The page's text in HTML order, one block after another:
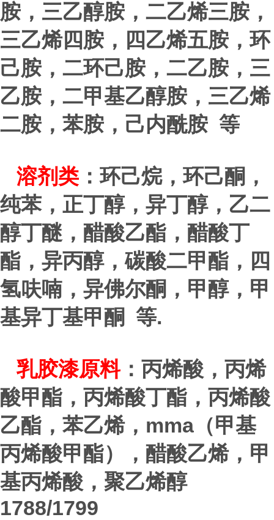
胺，三乙醇胺，二乙烯三胺，
三乙烯四胺，四乙烯五胺，环
己胺，二环己胺，二乙胺，三
乙胺，二甲基乙醇胺，三乙烯
二胺，苯胺，己内酰胺 等
溶剂类 ：环己烷，环己酮，
纯苯，正丁醇，异丁醇，乙二
醇丁醚，醋酸乙酯，醋酸丁
酯，异丙醇，碳酸二甲酯，四
氢呋喃，异佛尔酮，甲醇，甲
基异丁基甲酮 等.
乳胶漆原料 ：丙烯酸，丙烯
酸甲酯，丙烯酸丁酯，丙烯酸
乙酯，苯乙烯， mma （甲基
丙烯酸甲酯），醋酸乙烯，甲
基丙烯酸，聚乙烯醇
1788/1799